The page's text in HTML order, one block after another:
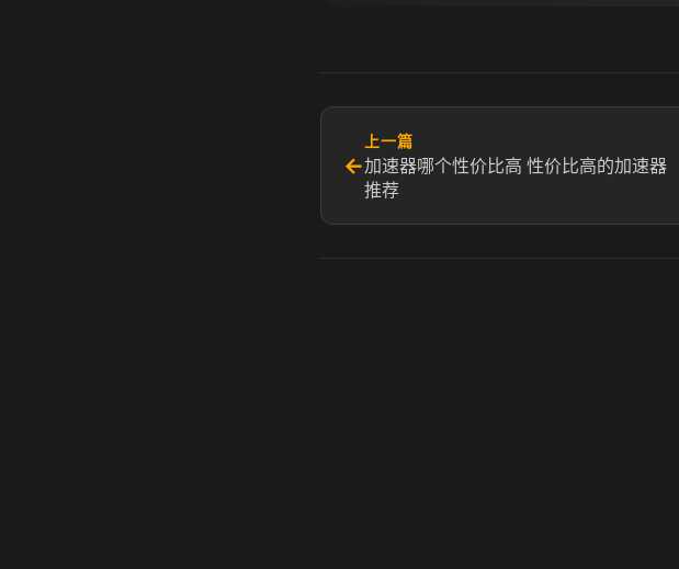
←
上一篇
加速器哪个性价比高 性价比高的加速器
推荐